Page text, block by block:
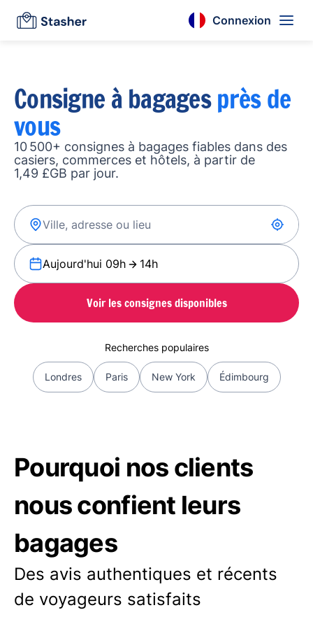
Connexion
Consigne à bagagesprès de
vous
10 500+ consignes à bagages fiables dans des
casiers, commerces et hôtels, à partir de
1,49 £GB par jour.
Aujourd'hui 09h 14h
Voir les consignes disponibles
Recherches populaires
Londres Paris New York Édimbourg
Pourquoi nos clients
nous confient leurs
bagages
Des avis authentiques et récents
de voyageurs satisfaits